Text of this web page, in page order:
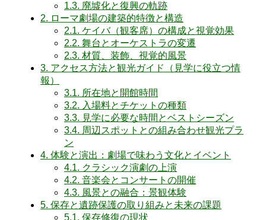
1.3. 廃墟化と復興の軌跡
2. ローマ劇場の建築的特徴と構造
2.1. ケイバ（観客席）の構成と視覚効果
2.2. 舞台とオーケストラの変遷
2.3. 材質、装飾、視覚的風景
3. アクセス方法と観光ガイド（見学に役立つ情
報）
3.1. 所在地と開館時間
3.2. 入場料とチケットの種類
3.3. 見学に必要な時間とベストシーズン
3.4. 周辺スポットとの組み合わせ観光プラ
ン
4. 体験と演出：劇場で味わう文化とイベント
4.1. クラシック演劇の上演
4.2. 音楽会とコンサートの開催
4.3. 風景との融合：景観体験
5. 保存と遺跡保護の取り組みと未来の課題
5.1. 保存修復の現状